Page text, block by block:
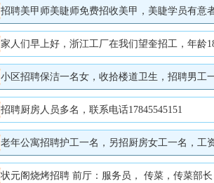
招聘美甲师美睫师免费招收美甲，美睫学员有意
家人们早上好，浙江工厂在我们望奎招工，年龄
小区招聘保洁一名女，收拾楼道卫生，招聘男工
招聘厨房人员多名，联系电话17845545151
老年公寓招聘护工一名，另招厨房女工一名，工
状元阁烧烤招聘 前厅：服务员， 传菜，传菜部长